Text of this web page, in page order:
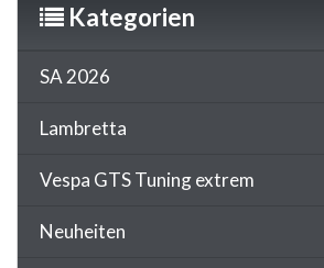
Kategorien
SA 2026
Lambretta
Vespa GTS Tuning extrem
Neuheiten